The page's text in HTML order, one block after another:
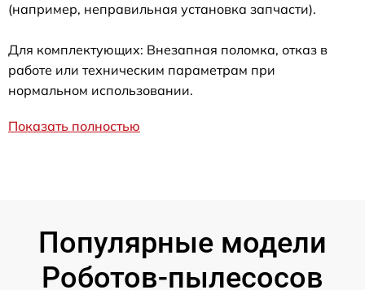
(например, неправильная установка запчасти).
Для комплектующих: Внезапная поломка, отказ в
работе или техническим параметрам при
нормальном использовании.
Показать полностью
Популярные модели
Роботов-пылесосов